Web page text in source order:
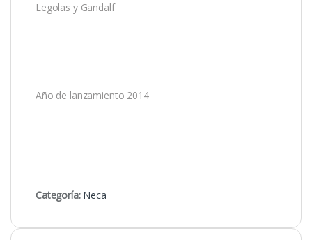
Legolas y Gandalf
Año de lanzamiento 2014
Categoría: Neca